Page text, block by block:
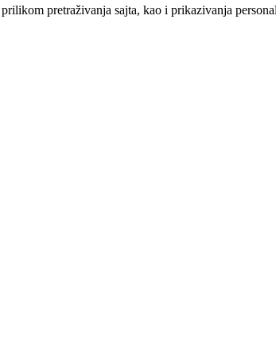
pretraživanja sajta, kao i prikazivanja